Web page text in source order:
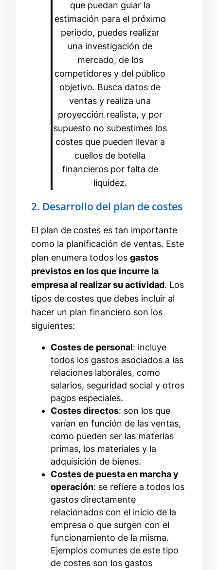
que puedan guiar la
estimación para el próximo
periodo, puedes realizar
una investigación de
mercado, de los
competidores y del público
objetivo. Busca datos de
ventas y realiza una
proyección realista, y por
supuesto no subestimes los
costes que pueden llevar a
cuellos de botella
financieros por falta de
liquidez.
2. Desarrollo del plan de costes
El plan de costes es tan importante
como la planificación de ventas. Este
plan enumera todos los gastos
previstos en los que incurre la
empresa al realizar su actividad. Los
tipos de costes que debes incluir al
hacer un plan financiero son los
siguientes:
Costes de personal: incluye
todos los gastos asociados a las
relaciones laborales, como
salarios, seguridad social y otros
pagos especiales.
Costes directos: son los que
varían en función de las ventas,
como pueden ser las materias
primas, los materiales y la
adquisición de bienes.
Costes de puesta en marcha y
operación: se refiere a todos los
gastos directamente
relacionados con el inicio de la
empresa o que surgen con el
funcionamiento de la misma.
Ejemplos comunes de este tipo
de costes son los gastos